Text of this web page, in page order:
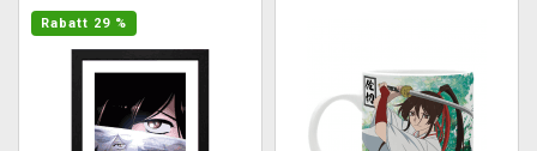
Rabatt 29 %